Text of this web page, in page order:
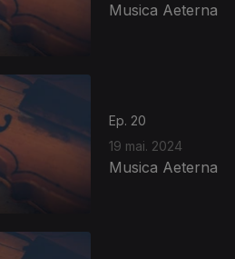
Musica Aeterna
Ep. 20
19 mai. 2024
Musica Aeterna